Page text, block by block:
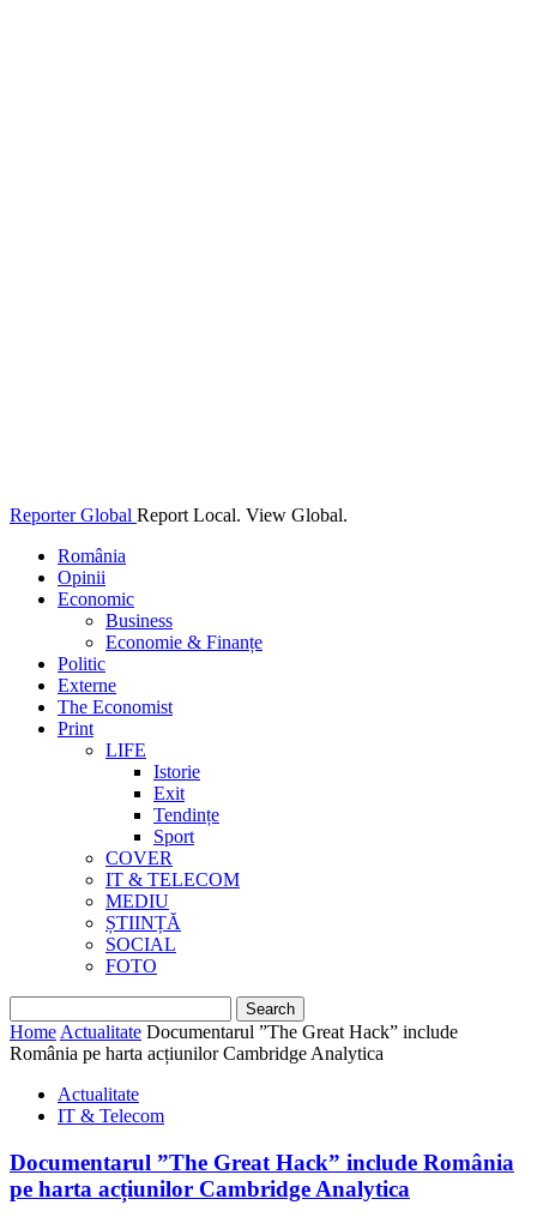
Reporter Global Report Local. View Global.
România
Opinii
Economic
Business
Economie & Finanțe
Politic
Externe
The Economist
Print
LIFE
Istorie
Exit
Tendințe
Sport
COVER
IT & TELECOM
MEDIU
ȘTIINȚĂ
SOCIAL
FOTO
Home Actualitate Documentarul ”The Great Hack” include
România pe harta acțiunilor Cambridge Analytica
Actualitate
IT & Telecom
Documentarul ”The Great Hack” include România
pe harta acțiunilor Cambridge Analytica